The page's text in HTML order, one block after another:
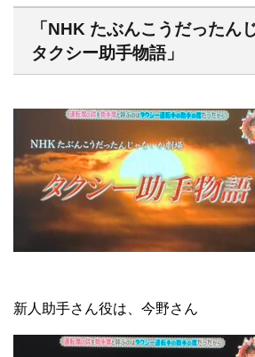
「NHK たぶんこうだったん
タクシー助手物語」
新人助手さん役は、今野さん